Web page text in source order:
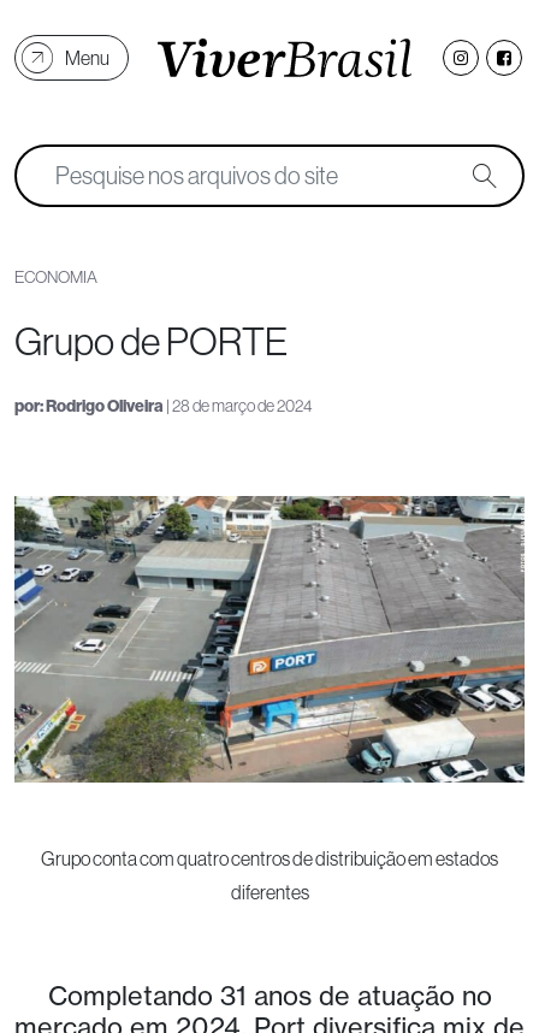
Menu
ECONOMIA
Grupo de PORTE
por:Rodrigo Oliveira | 28 de março de 2024
Grupo conta com quatro centros de distribuição em estados
diferentes
Completando 31 anos de atuação no